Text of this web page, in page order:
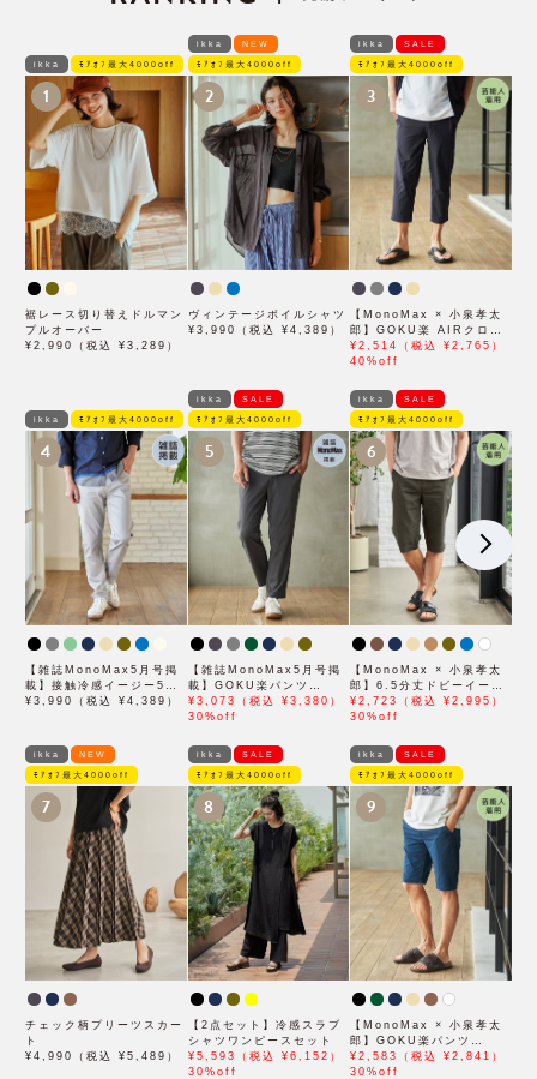
ikka ﾓｱｵﾌ最大4000off
1
裾レース切り替えドルマン
プルオーバー
¥2,990（税込 ¥3,289）
ikka NEW
ﾓｱｵﾌ最大4000off
2
ヴィンテージボイルシャツ
¥3,990（税込 ¥4,389）
ikka SALE
ﾓｱｵﾌ最大4000off
3
【MonoMax × 小泉孝太
郎】GOKU楽 AIRクロッ
プドパンツ「小泉孝太郎さ
ん着用モデル」
¥2,514（税込 ¥2,765）
40%off
ikka ﾓｱｵﾌ最大4000off
4
【雑誌MonoMax5月号掲
載】接触冷感イージー5ポ
ケット
¥3,990（税込 ¥4,389）
ikka SALE
ﾓｱｵﾌ最大4000off
5
【雑誌MonoMax5月号掲
載】GOKU楽パンツ
EASY STRETCH 冷感ア
ンクル【接触冷感】「小泉
¥3,073（税込 ¥3,380）
30%off
ikka SALE
ﾓｱｵﾌ最大4000off
6
【MonoMax × 小泉孝太
郎】6.5分丈ドビーイージ
ーハーフパンツ「小泉孝太
郎さん着用モデル」
¥2,723（税込 ¥2,995）
30%off
ikka NEW
ﾓｱｵﾌ最大4000off
7
チェック柄プリーツスカー
ト
¥4,990（税込 ¥5,489）
ikka SALE
ﾓｱｵﾌ最大4000off
8
【2点セット】冷感スラブ
シャツワンピースセット
¥5,593（税込 ¥6,152）
30%off
ikka SALE
ﾓｱｵﾌ最大4000off
9
【MonoMax × 小泉孝太
郎】GOKU楽パンツ
EASY STRETCH 冷感
5Pショート「小泉孝太郎
¥2,583（税込 ¥2,841）
30%off